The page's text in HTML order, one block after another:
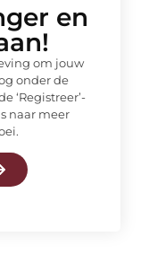
en
om jouw
onder de
‘Registreer’-
naar meer